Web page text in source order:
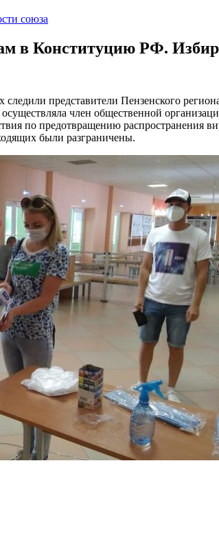
союза
в Конституцию РФ.
следили представители Пензенского
член общественной
по предотвращению распространения
были разграничены.